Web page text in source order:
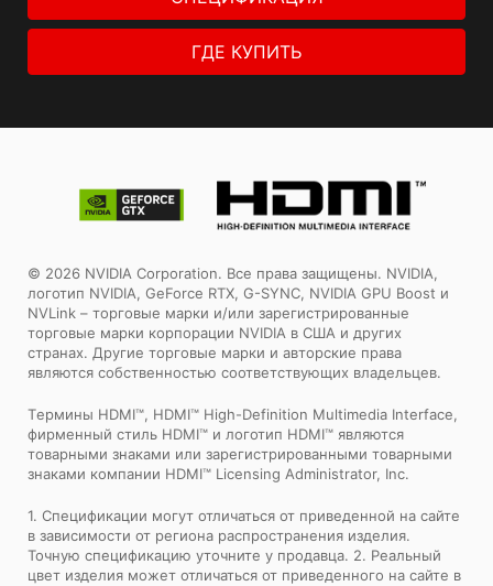
ГДЕ КУПИТЬ
© 2026 NVIDIA Corporation. Все права защищены. NVIDIA,
логотип NVIDIA, GeForce RTX, G-SYNC, NVIDIA GPU Boost и
NVLink – торговые марки и/или зарегистрированные
торговые марки корпорации NVIDIA в США и других
странах. Другие торговые марки и авторские права
являются собственностью соответствующих владельцев.
Tермины HDMI™, HDMI™ High-Definition Multimedia Interface,
фирменный стиль HDMI™ и логотип HDMI™ являются
товарными знаками или зарегистрированными товарными
знаками компании HDMI™ Licensing Administrator, Inc.
1. Спецификации могут отличаться от приведенной на сайте
в зависимости от региона распространения изделия.
Точную спецификацию уточните у продавца. 2. Реальный
цвет изделия может отличаться от приведенного на сайте в